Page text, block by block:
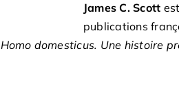
James C. Scott
publications
Homo domesticus. Une histoire